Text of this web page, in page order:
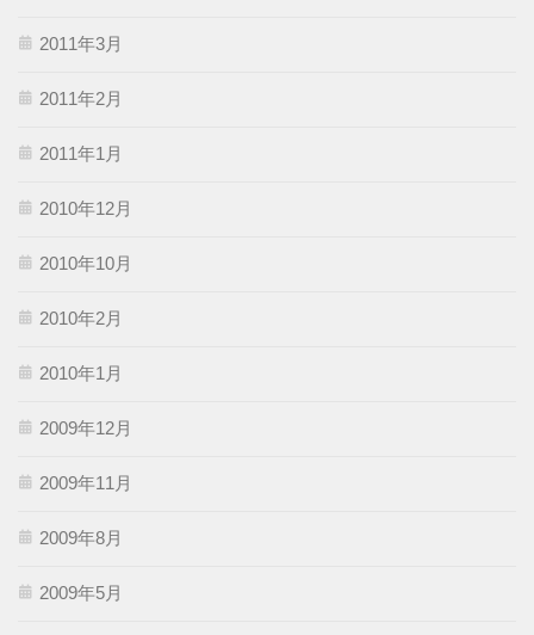
2011年3月
2011年2月
2011年1月
2010年12月
2010年10月
2010年2月
2010年1月
2009年12月
2009年11月
2009年8月
2009年5月